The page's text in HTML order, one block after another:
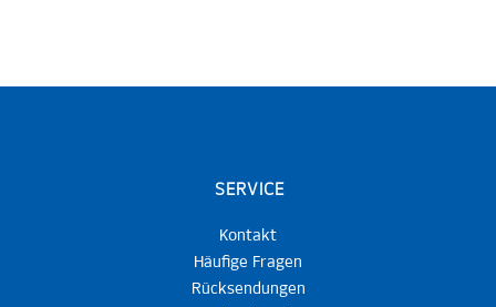
SERVICE
Kontakt
Häufige Fragen
Rücksendungen